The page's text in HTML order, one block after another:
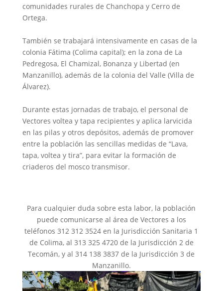
comunidades rurales de Chanchopa y Cerro de
Ortega.
También se trabajará intensivamente en casas de la
colonia Fátima (Colima capital); en la zona de La
Pedregosa, El Chamizal, Bonanza y Libertad (en
Manzanillo), además de la colonia del Valle (Villa de
Álvarez).
Durante estas jornadas de trabajo, el personal de
Vectores voltea y tapa recipientes y aplica larvicida
en las pilas y otros depósitos, además de promover
entre la población las sencillas medidas de “Lava,
tapa, voltea y tira”, para evitar la formación de
criaderos del mosco transmisor.
Para cualquier duda sobre esta labor, la población
puede comunicarse al área de Vectores a los
teléfonos 312 312 3524 en la Jurisdicción Sanitaria 1
de Colima, al 313 325 4720 de la Jurisdicción 2 de
Tecomán, y al 314 138 3837 de la Jurisdicción 3 de
Manzanillo.